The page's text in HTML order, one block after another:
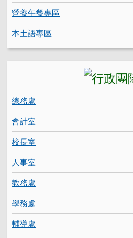
營養午餐專區
本土語專區
總務處
會計室
校長室
人事室
教務處
學務處
輔導處